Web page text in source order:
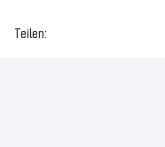
Teilen: